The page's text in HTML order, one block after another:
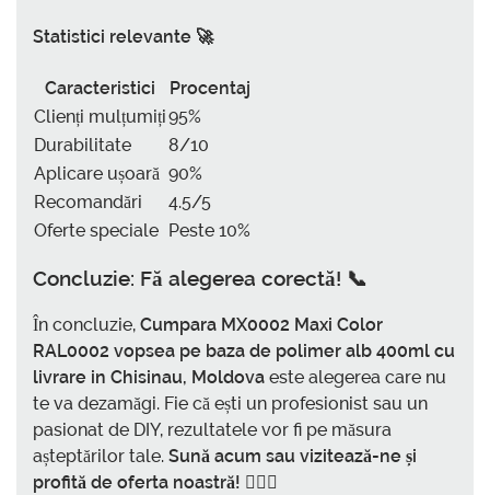
Statistici relevante 🚀
Caracteristici
Procentaj
Clienți mulțumiți95%
Durabilitate
8/10
Aplicare ușoară 90%
Recomandări
4.5/5
Oferte speciale Peste 10%
Concluzie: Fă alegerea corectă! 📞
În concluzie, Cumpara MX0002 Maxi Color
RAL0002 vopsea pe baza de polimer alb 400ml cu
livrare in Chisinau, Moldova este alegerea care nu
te va dezamăgi. Fie că ești un profesionist sau un
pasionat de DIY, rezultatele vor fi pe măsura
așteptărilor tale. Sună acum sau vizitează-ne și
profită de oferta noastră! 🏃‍♂️✨